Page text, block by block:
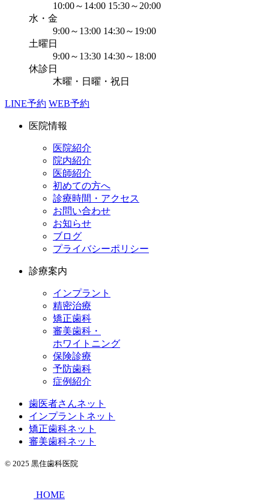
10:00～14:00 15:30～20:00
水・金
9:00～13:00 14:30～19:00
土曜日
9:00～13:30 14:30～18:00
休診日
木曜・日曜・祝日
LINE予約 WEB予約
医院情報
医院紹介
院内紹介
医師紹介
初めての方へ
診療時間・アクセス
お問い合わせ
お知らせ
ブログ
プライバシーポリシー
診療案内
インプラント
精密治療
矯正歯科
審美歯科・
ホワイトニング
保険診療
予防歯科
症例紹介
歯医者さんネット
インプラントネット
矯正歯科ネット
審美歯科ネット
© 2025 黒住歯科医院
HOME